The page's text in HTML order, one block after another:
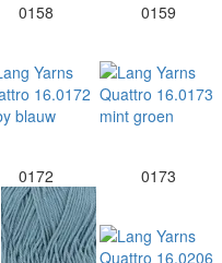
0158 0159
0172 0173